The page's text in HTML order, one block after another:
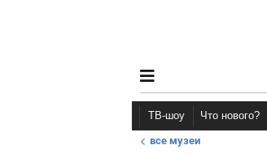
ТВ-шоу Что нового?
все музеи